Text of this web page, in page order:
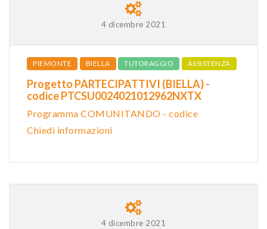
4 dicembre 2021
PIEMONTE BIELLA TUTORAGGIO ASSISTENZA
Progetto PARTECIPATTIVI (BIELLA) -
codice PTCSU0024021012962NXTX
Programma COMUNITANDO - codice
Chiedi informazioni
4 dicembre 2021